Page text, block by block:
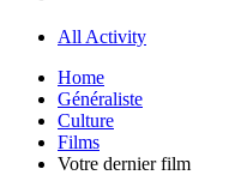
All Activity
Home
Généraliste
Culture
Films
Votre dernier film